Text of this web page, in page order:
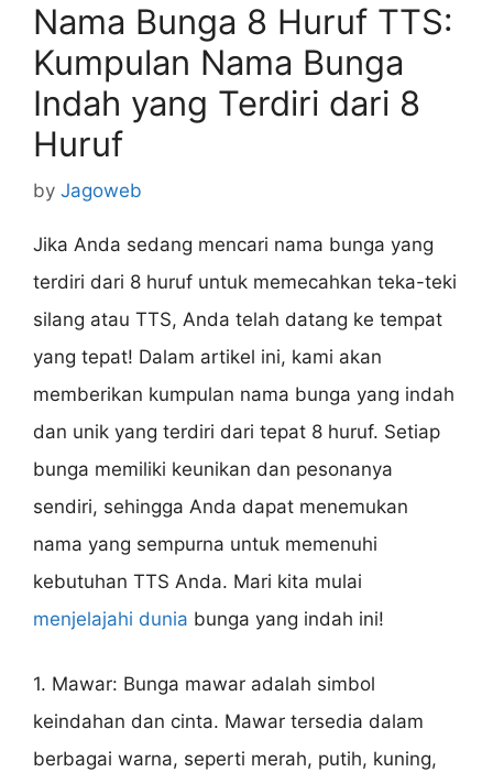
Nama Bunga 8 Huruf TTS:
Kumpulan Nama Bunga
Indah yang Terdiri dari 8
Huruf
by Jagoweb
Jika Anda sedang mencari nama bunga yang
terdiri dari 8 huruf untuk memecahkan teka-teki
silang atau TTS, Anda telah datang ke tempat
yang tepat! Dalam artikel ini, kami akan
memberikan kumpulan nama bunga yang indah
dan unik yang terdiri dari tepat 8 huruf. Setiap
bunga memiliki keunikan dan pesonanya
sendiri, sehingga Anda dapat menemukan
nama yang sempurna untuk memenuhi
kebutuhan TTS Anda. Mari kita mulai
menjelajahi dunia bunga yang indah ini!
1. Mawar: Bunga mawar adalah simbol
keindahan dan cinta. Mawar tersedia dalam
berbagai warna, seperti merah, putih, kuning,